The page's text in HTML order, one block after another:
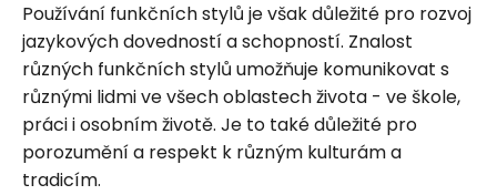
Používání funkčních stylů je však důležité pro rozvoj
jazykových dovedností a schopností. Znalost
různých funkčních stylů umožňuje komunikovat s
různými lidmi ve všech oblastech života - ve škole,
práci i osobním životě. Je to také důležité pro
porozumění a respekt k různým kulturám a
tradicím.